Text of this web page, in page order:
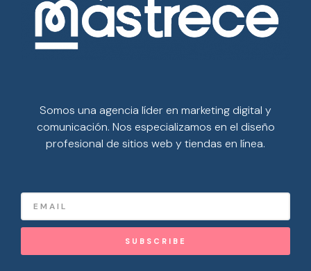
Somos una agencia líder en marketing digital y
comunicación. Nos especializamos en el diseño
profesional de sitios web y tiendas en línea.
SUBSCRIBE